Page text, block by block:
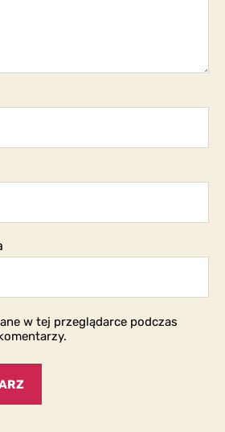
w tej przeglądarce podczas